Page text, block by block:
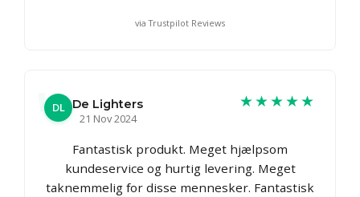
via Trustpilot Reviews
DL De Lighters
21 Nov 2024
★★★★★
Fantastisk produkt. Meget hjælpsom
kundeservice og hurtig levering. Meget
taknemmelig for disse mennesker. Fantastisk